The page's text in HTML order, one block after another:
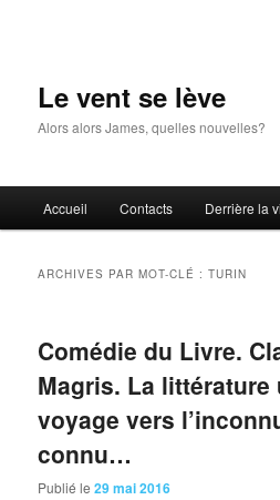
Le vent se lève
Alors alors James, quelles nouvelles?
principal
Accueil Contacts Derrière la
ARCHIVES PAR MOT-CLÉ :TURIN
Comédie du Livre.
Magris. La littérature
voyage vers
connu…
Publié le29 mai 2016